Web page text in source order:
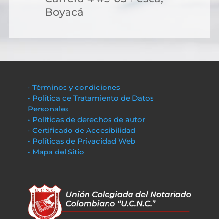
Boyacá
• Términos y condiciones
• Política de Tratamiento de Datos
Personales
• Políticas de derechos de autor
• Certificado de Accesibilidad
• Políticas de Privacidad Web
• Mapa del Sitio